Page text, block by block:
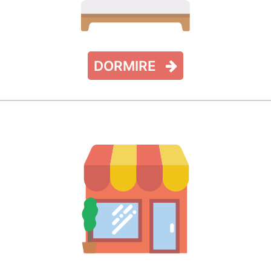
PUNTI DI
INTERESSE
DORMIRE